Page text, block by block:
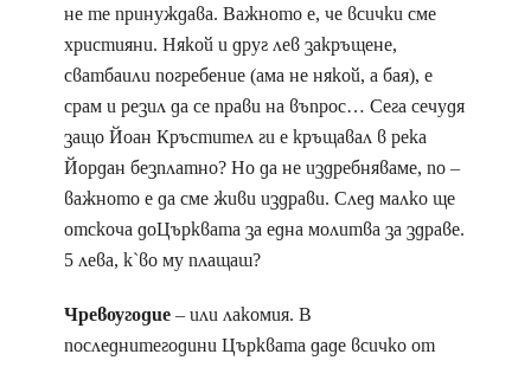
не те принуждава. Важното е, че всички сме
християни. Някой и друг лев закръщене,
сватбаили погребение (ама не някой, а бая), е
срам и резил да се прави на въпрос… Сега сечудя
защо Йоан Кръстител ги е кръщавал в река
Йордан безплатно? Но да не издребняваме, по –
важното е да сме живи издрави. След малко ще
отскоча доЦърквата за една молитва за здраве.
5 лева, к`во му плащаш?
Чревоугодие– или лакомия. В
последнитегодини Църквата даде всичко от